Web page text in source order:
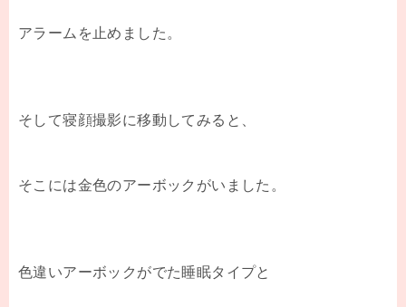
アラームを止めました。
そして寝顔撮影に移動してみると、
そこには金色のアーボックがいました。
色違いアーボックがでた睡眠タイプと